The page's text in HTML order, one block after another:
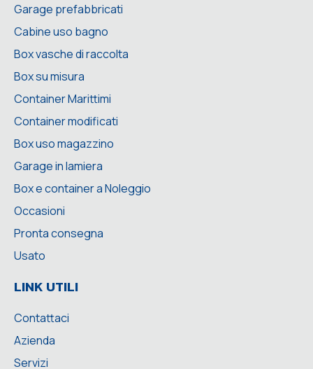
Garage prefabbricati
Cabine uso bagno
Box vasche di raccolta
Box su misura
Container Marittimi
Container modificati
Box uso magazzino
Garage in lamiera
Box e container a Noleggio
Occasioni
Pronta consegna
Usato
LINK UTILI
Contattaci
Azienda
Servizi